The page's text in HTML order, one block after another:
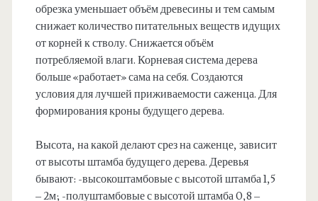
обрезка уменьшает объём древесины и тем самым
снижает количество питательных веществ идущих
от корней к стволу. Снижается объём
потребляемой влаги. Корневая система дерева
больше «работает» сама на себя. Создаются
условия для лучшей приживаемости саженца. Для
формирования кроны будущего дерева.
Высота, на какой делают срез на саженце, зависит
от высоты штамба будущего дерева. Деревья
бывают: -высокоштамбовые с высотой штамба 1,5
– 2м; -полуштамбовые с высотой штамба 0,8 –